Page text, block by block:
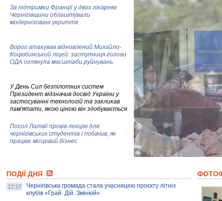
За підтримки Франції у двох лікарнях
Чернігівщини облаштували
модернізовані укриття
Ворог атакував відновлений Михайло-
Коцюбинський ліцей: заступниця голови
ОДА оглянула масштаби руйнувань
У День Сил безпілотних систем
Президент відзначив досвід України у
застосуванні технологій та закликав
пам'ятати, якою ціною він здобувається
Посол Латвії провів лекцію для
чернігівських студентів і побачив, як
працює місцевий бізнес
колекцію про війну, емоції та тварин
ПОДІЇ ДНЯ
17:17
Чернігівська громада стала учасницею проєкту літніх
клубів «Грай. Дій. Змінюй»